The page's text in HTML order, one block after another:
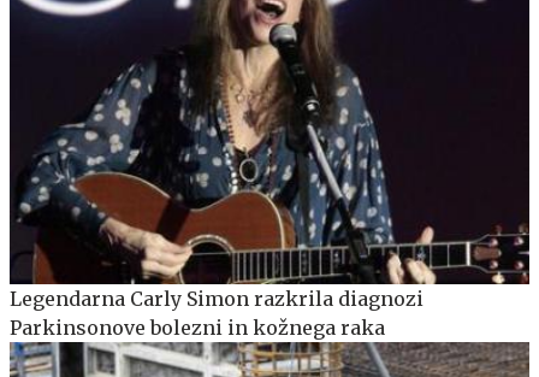
Legendarna Carly Simon razkrila diagnozi
Parkinsonove bolezni in kožnega raka